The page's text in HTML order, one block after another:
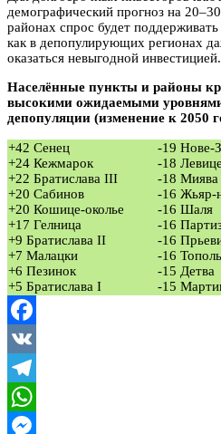
демографический прогноз на
районах спрос будет
как в депопулирующих регионах
оказаться невыгодной инвестицией.
Населённые пункты и районы
высокими ожидаемыми уровнями
депопуляции (изменение к 2050
+42 Сенец
+24 Кежмарок
+22 Братислава III
+20 Сабинов
+20 Кошице-околье
+17 Гелница
+9 Братислава II
+7 Малацки
+6 Пезинок
+5 Братислава I
-19 Нове-
-18 Левице
-18 Миява
-16 Жьяр-
-16 Шаля
-16
-16
-16
-15 Детва
-15
Facebook
VK
Telegram
WhatsApp